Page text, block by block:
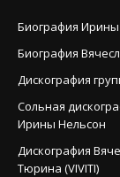
Биография
Биография
Дискография
Сольная
Ирины Нельсон
Дискография
Тюрина (VIVITI)